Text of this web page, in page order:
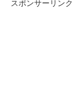
スポンサーリンク